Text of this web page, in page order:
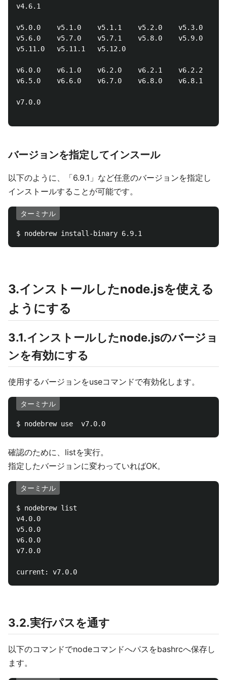
v4.6.1
v5.0.0    v5.1.0    v5.1.1    v5.2.0    v5.3.0
v5.6.0    v5.7.0    v5.7.1    v5.8.0    v5.9.0
v5.11.0   v5.11.1   v5.12.0
v6.0.0    v6.1.0    v6.2.0    v6.2.1    v6.2.2
v6.5.0    v6.6.0    v6.7.0    v6.8.0    v6.8.1
v7.0.0
バージョンを指定してインスール
以下のように、「6.9.1」など任意のバージョンを指定し
インストールすることが可能です。
ターミナル
3.インストールしたnode.jsを使える
ようにする
3.1.インストールしたnode.jsのバージョ
ンを有効にする
使用するバージョンをuseコマンドで有効化します。
ターミナル
確認のために、listを実行。
指定したバージョンに変わっていればOK。
ターミナル
$ nodebrew list
v4.0.0
v5.0.0
v6.0.0
v7.0.0
3.2.実行パスを通す
以下のコマンドでnodeコマンドへパスをbashrcへ保存し
ます。